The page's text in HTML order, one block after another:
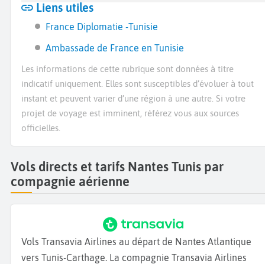
Liens utiles
France Diplomatie -Tunisie
Ambassade de France en Tunisie
Les informations de cette rubrique sont données à titre
indicatif uniquement. Elles sont susceptibles d’évoluer à tout
instant et peuvent varier d’une région à une autre. Si votre
projet de voyage est imminent, référez vous aux sources
officielles.
Vols directs et tarifs Nantes Tunis par
compagnie aérienne
Vols Transavia Airlines au départ de Nantes Atlantique
vers Tunis-Carthage. La compagnie Transavia Airlines